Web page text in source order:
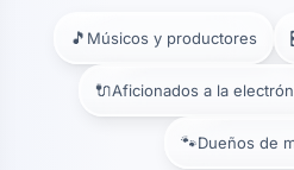
🎵 Músicos y productores
🔌Aficionados a la
🐾Dueños de